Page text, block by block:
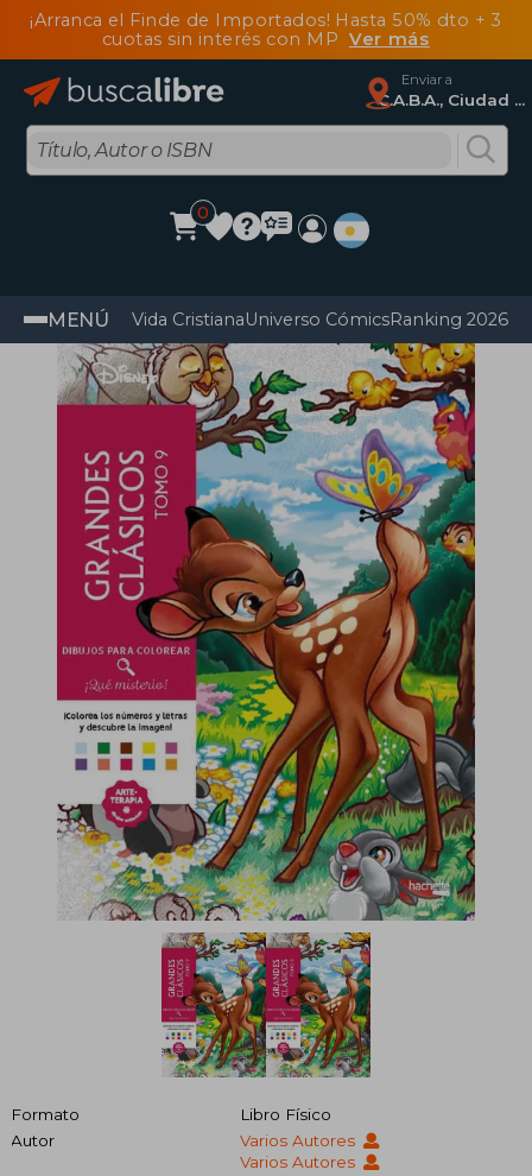
¡Arranca el Finde de Importados! Hasta 50% dto + 3
cuotas sin interés con MP Ver más
Enviar a
C.A.B.A., Ciudad Autónoma De Buenos Aires
0
MENÚ Vida CristianaUniverso CómicsRanking 2026
Formato
Libro Físico
Autor
Varios Autores
Varios Autores